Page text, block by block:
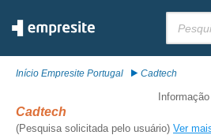
Início Empresite Portugal Cadtech
Cadtech
(Pesquisa solicitada pelo usuário) Ver